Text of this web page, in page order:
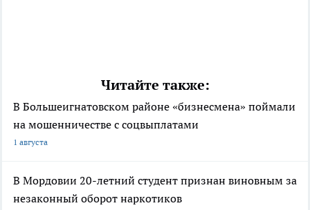
Читайте также:
В Большеигнатовском районе «бизнесмена» поймали
на мошенничестве с соцвыплатами
1 августа
В Мордовии 20-летний студент признан виновным за
незаконный оборот наркотиков